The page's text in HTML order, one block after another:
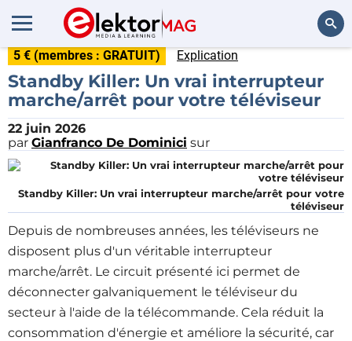
5 € (membres : GRATUIT) Explication
Standby Killer: Un vrai interrupteur
marche/arrêt pour votre téléviseur
22 juin 2026
par Gianfranco De Dominici sur
Standby Killer: Un vrai interrupteur marche/arrêt pour votre
téléviseur
Depuis de nombreuses années, les téléviseurs ne
disposent plus d'un véritable interrupteur
marche/arrêt. Le circuit présenté ici permet de
déconnecter galvaniquement le téléviseur du
secteur à l'aide de la télécommande. Cela réduit la
consommation d'énergie et améliore la sécurité, car